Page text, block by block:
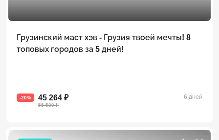
Грузинский маст хэв - Грузия твоей мечты! 8
топовых городов за 5 дней!
-20% 45 264 ₽
56 580 ₽
6 дней